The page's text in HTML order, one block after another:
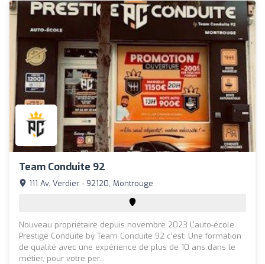
Team Conduite 92
111 Av. Verdier - 92120, Montrouge
Nouveau propriétaire depuis novembre 2023 L'auto-école
Prestige Conduite by Team Conduite 92 c’est: Une formation
de qualité avec une expérience de plus de 10 ans dans le
métier, pour votre per...